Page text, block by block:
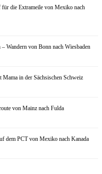
die Extrameile von Mexiko nach
Wandern von Bonn nach Wiesbaden
in der Sächsischen Schweiz
von Mainz nach Fulda
dem PCT von Mexiko nach Kanada